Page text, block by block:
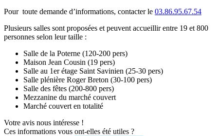
Pour toute demande d’informations, contacter le 03.86.95.67.54
Plusieurs salles sont proposées et peuvent accueillir entre 19 et 800
personnes selon leur taille :
Salle de la Poterne (120‐200 pers)
Maison Jean Cousin (19 pers)
Salle au 1er étage Saint Savinien (25‐30 pers)
Salle plénière Roger Breton (30‐100 pers)
Salle des fêtes (200‐800 pers)
Mezzanine du marché couvert
Marché couvert en totalité
Votre avis nous intéresse !
Ces informations vous ont-elles été utiles ?